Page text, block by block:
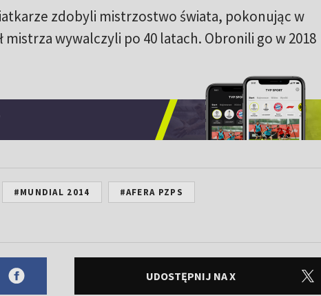
zdobyli mistrzostwo świata, pokonując w
mistrza wywalczyli po 40 latach. Obronili go w 2018
#MUNDIAL 2014 #AFERA PZPS
UDOSTĘPNIJ NA X